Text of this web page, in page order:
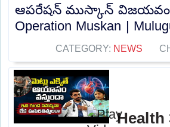
ఆపరేషన్ ముస్కాన్
Operation Muskan |
CATEGORY: NEWS
Health